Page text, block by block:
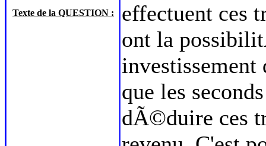
Texte de la QUESTION :
effectuent ces
ont la
investissement
que les
dÃ©duire ces